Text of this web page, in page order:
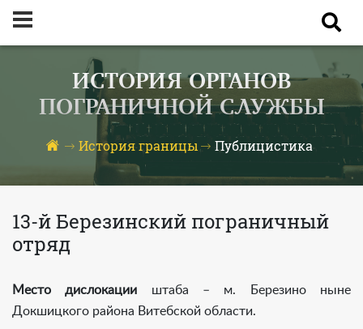
ИСТОРИЯ ОРГАНОВ
ПОГРАНИЧНОЙ СЛУЖБЫ
История границы Публицистика
13-й Березинский пограничный
отряд
Место дислокации штаба – м. Березино ныне
Докшицкого района Витебской области.